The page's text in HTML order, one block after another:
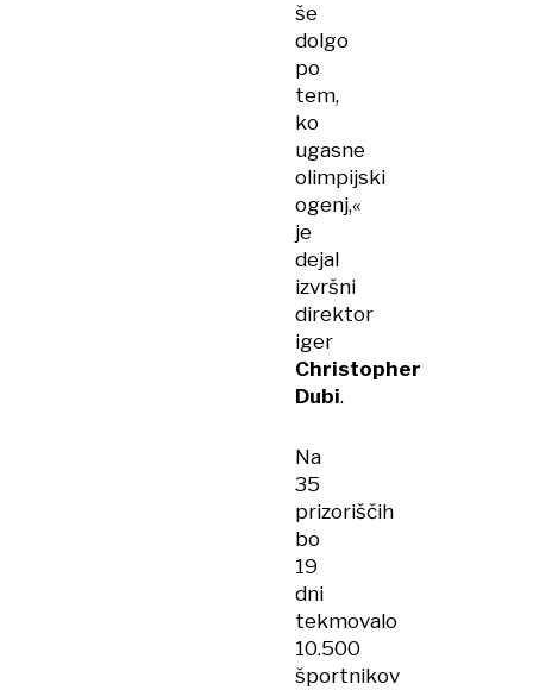
še
dolgo
po
tem,
ko
ugasne
olimpijski
ogenj,«
je
dejal
izvršni
direktor
iger
Christopher
Dubi.
Na
35
prizoriščih
bo
19
dni
tekmovalo
10.500
športnikov